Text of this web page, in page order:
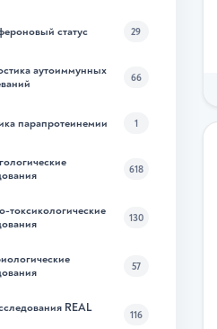
статус 29
аутоиммунных
66
парапротеинемии 1
618
токсикологические
130
57
REAL
116